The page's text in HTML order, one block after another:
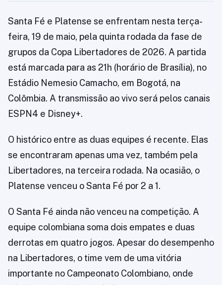
Santa Fé e Platense se enfrentam nesta terça-
feira, 19 de maio, pela quinta rodada da fase de
grupos da Copa Libertadores de 2026. A partida
está marcada para as 21h (horário de Brasília), no
Estádio Nemesio Camacho, em Bogotá, na
Colômbia. A transmissão ao vivo será pelos canais
ESPN4 e Disney+.
O histórico entre as duas equipes é recente. Elas
se encontraram apenas uma vez, também pela
Libertadores, na terceira rodada. Na ocasião, o
Platense venceu o Santa Fé por 2 a 1.
O Santa Fé ainda não venceu na competição. A
equipe colombiana soma dois empates e duas
derrotas em quatro jogos. Apesar do desempenho
na Libertadores, o time vem de uma vitória
importante no Campeonato Colombiano, onde